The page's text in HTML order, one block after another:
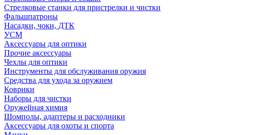
Стрелковые станки для пристрелки и чистки
Фальшпатроны
Насадки, чоки, ДТК
УСМ
Аксессуары для оптики
Прочие аксессуары
Чехлы для оптики
Инструменты для обслуживания оружия
Средства для ухода за оружием
Коврики
Наборы для чистки
Оружейная химия
Шомполы, адаптеры и расходники
Аксессуары для охоты и спорта